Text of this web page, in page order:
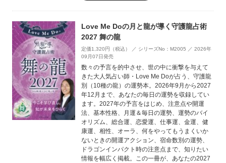
Love Me Doの月と龍が導く守護龍占術
2027 舞の龍
定価1,320円（税込） ／ シリーズNo：M2005 ／ 2026年
09月07日発売
数々の予言を的中させ、世の中に衝撃を与えて
きた大人気占い師・Love Me Doが占う、守護龍
別（10種の龍）の運勢本。2026年9月から2027
年12月まで、あなたの毎日の運勢を収録してい
ます。2027年の予言をはじめ、注意点や開運
法、基本性格、月運＆毎日の運勢、運勢のバイ
オリズム、総合運、恋愛運、仕事運、金運、健
康運、相性、オーラ、何をやってもうまくいか
ないときの開運アクション、宿命数別の運勢、
ドラゴンインパクト時の注意点まで、知りたい
情報を幅広く掲載。この一冊が、あなたの2027